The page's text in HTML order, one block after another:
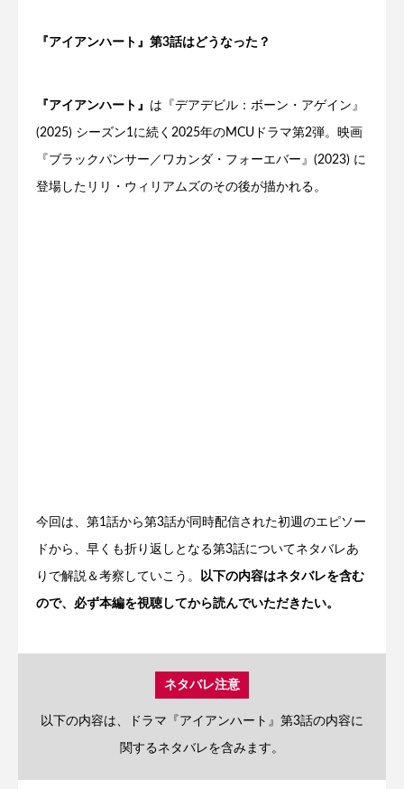
『アイアンハート』第3話はどうなった？
『アイアンハート』 は『デアデビル：ボーン・アゲイン』
(2025) シーズン1に続く2025年のMCUドラマ第2弾。映画
『ブラックパンサー／ワカンダ・フォーエバー』(2023) に
登場したリリ・ウィリアムズのその後が描かれる。
今回は、第1話から第3話が同時配信された初週のエピソー
ドから、早くも折り返しとなる第3話についてネタバレあ
りで解説＆考察していこう。 以下の内容はネタバレを含む
ので、必ず本編を視聴してから読んでいただきたい。
ネタバレ注意
以下の内容は、ドラマ『アイアンハート』第3話の内容に
関するネタバレを含みます。